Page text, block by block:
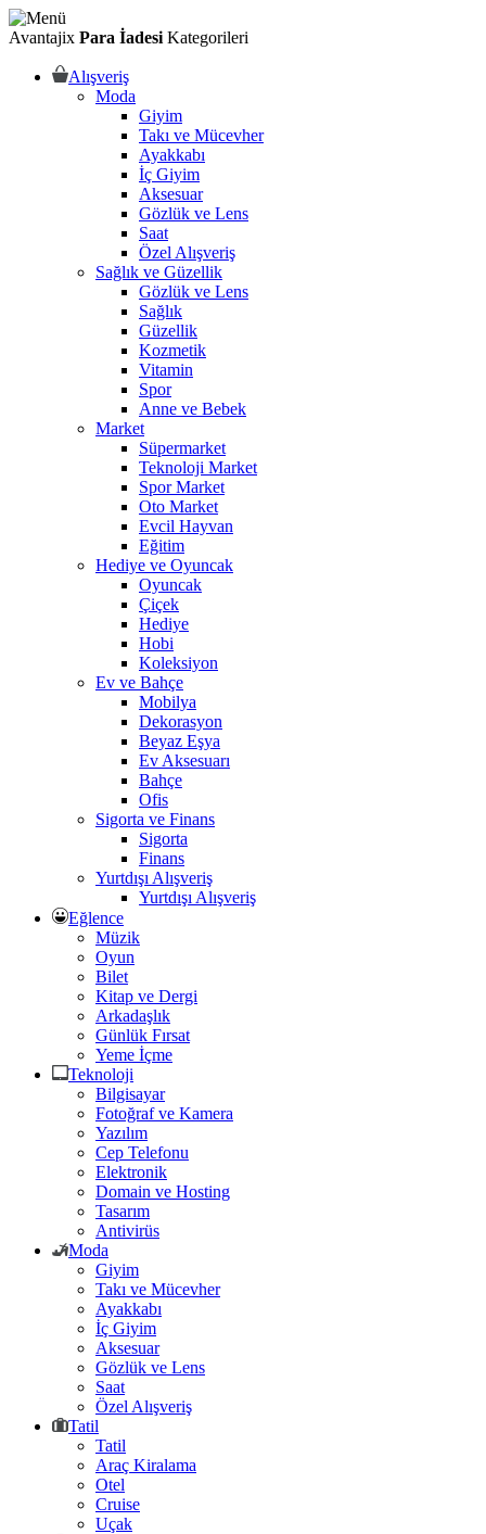
Avantajix Para İadesi Kategorileri
Alışveriş
Moda
Giyim
Takı ve Mücevher
Ayakkabı
İç Giyim
Aksesuar
Gözlük ve Lens
Saat
Özel Alışveriş
Sağlık ve Güzellik
Gözlük ve Lens
Sağlık
Güzellik
Kozmetik
Vitamin
Spor
Anne ve Bebek
Market
Süpermarket
Teknoloji Market
Spor Market
Oto Market
Evcil Hayvan
Eğitim
Hediye ve Oyuncak
Oyuncak
Çiçek
Hediye
Hobi
Koleksiyon
Ev ve Bahçe
Mobilya
Dekorasyon
Beyaz Eşya
Ev Aksesuarı
Bahçe
Ofis
Sigorta ve Finans
Sigorta
Finans
Yurtdışı Alışveriş
Yurtdışı Alışveriş
Eğlence
Müzik
Oyun
Bilet
Kitap ve Dergi
Arkadaşlık
Günlük Fırsat
Yeme İçme
Teknoloji
Bilgisayar
Fotoğraf ve Kamera
Yazılım
Cep Telefonu
Elektronik
Domain ve Hosting
Tasarım
Antivirüs
Moda
Giyim
Takı ve Mücevher
Ayakkabı
İç Giyim
Aksesuar
Gözlük ve Lens
Saat
Özel Alışveriş
Tatil
Tatil
Araç Kiralama
Otel
Cruise
Uçak